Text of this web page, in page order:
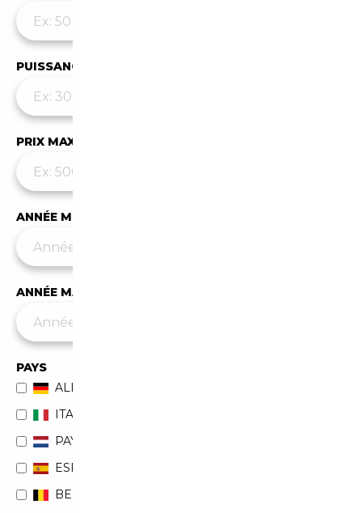
PUISSANCE MAX
PRIX MAX (€)
ANNÉE MIN
ANNÉE MAX
PAYS
ALLEMAGNE
ITALIE
PAYS-BAS
ESPAGNE
BELGIQUE